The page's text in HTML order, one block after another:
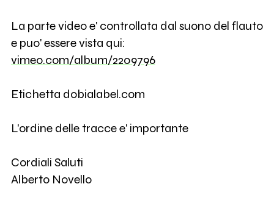
La parte video e' controllata dal suono del flauto
e puo' essere vista qui:
vimeo.com/album/2209796
Etichetta dobialabel.com
L'ordine delle tracce e' importante
Cordiali Saluti
Alberto Novello